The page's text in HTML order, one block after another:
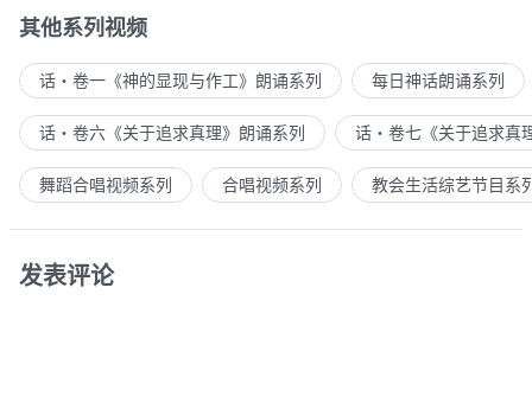
其他系列视频
话・卷一《神的显现与作工》朗诵系列 每日神话朗诵系列
话・卷六《关于追求真理》朗诵系列 话・卷七《关于追求真
舞蹈合唱视频系列 合唱视频系列 教会生活综艺节目系
发表评论